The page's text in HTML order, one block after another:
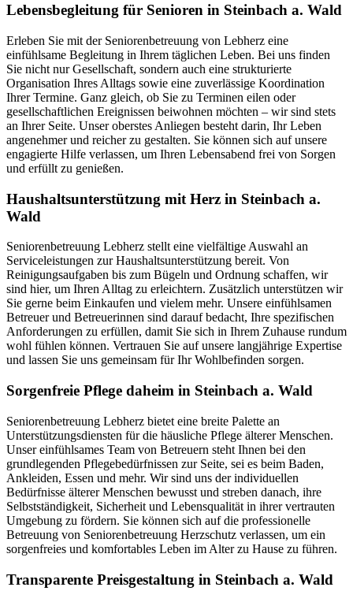
Lebensbegleitung für Senioren in Steinbach a. Wald
Erleben Sie mit der Seniorenbetreuung von Lebherz eine
einfühlsame Begleitung in Ihrem täglichen Leben. Bei uns finden
Sie nicht nur Gesellschaft, sondern auch eine strukturierte
Organisation Ihres Alltags sowie eine zuverlässige Koordination
Ihrer Termine. Ganz gleich, ob Sie zu Terminen eilen oder
gesellschaftlichen Ereignissen beiwohnen möchten – wir sind stets
an Ihrer Seite. Unser oberstes Anliegen besteht darin, Ihr Leben
angenehmer und reicher zu gestalten. Sie können sich auf unsere
engagierte Hilfe verlassen, um Ihren Lebensabend frei von Sorgen
und erfüllt zu genießen.
Haushalts­unterstützung mit Herz in Steinbach a.
Wald
Seniorenbetreuung Lebherz stellt eine vielfältige Auswahl an
Serviceleistungen zur Haushaltsunterstützung bereit. Von
Reinigungsaufgaben bis zum Bügeln und Ordnung schaffen, wir
sind hier, um Ihren Alltag zu erleichtern. Zusätzlich unterstützen wir
Sie gerne beim Einkaufen und vielem mehr. Unsere einfühlsamen
Betreuer und Betreuerinnen sind darauf bedacht, Ihre spezifischen
Anforderungen zu erfüllen, damit Sie sich in Ihrem Zuhause rundum
wohl fühlen können. Vertrauen Sie auf unsere langjährige Expertise
und lassen Sie uns gemeinsam für Ihr Wohlbefinden sorgen.
Sorgenfreie Pflege daheim in Steinbach a. Wald
Seniorenbetreuung Lebherz bietet eine breite Palette an
Unterstützungsdiensten für die häusliche Pflege älterer Menschen.
Unser einfühlsames Team von Betreuern steht Ihnen bei den
grundlegenden Pflegebedürfnissen zur Seite, sei es beim Baden,
Ankleiden, Essen und mehr. Wir sind uns der individuellen
Bedürfnisse älterer Menschen bewusst und streben danach, ihre
Selbstständigkeit, Sicherheit und Lebensqualität in ihrer vertrauten
Umgebung zu fördern. Sie können sich auf die professionelle
Betreuung von Seniorenbetreuung Herzschutz verlassen, um ein
sorgenfreies und komfortables Leben im Alter zu Hause zu führen.
Transparente Preisgestaltung in Steinbach a. Wald